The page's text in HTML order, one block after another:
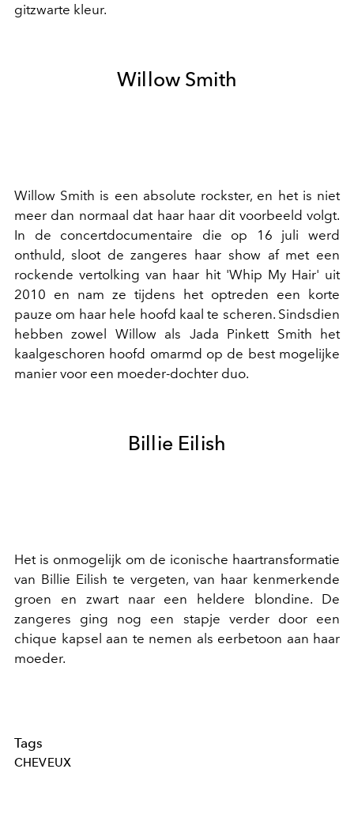
gitzwarte kleur.
Willow Smith
Willow Smith is een absolute rockster, en het is niet
meer dan normaal dat haar haar dit voorbeeld volgt.
In de concertdocumentaire die op 16 juli werd
onthuld, sloot de zangeres haar show af met een
rockende vertolking van haar hit 'Whip My Hair' uit
2010 en nam ze tijdens het optreden een korte
pauze om haar hele hoofd kaal te scheren. Sindsdien
hebben zowel Willow als Jada Pinkett Smith het
kaalgeschoren hoofd omarmd op de best mogelijke
manier voor een moeder-dochter duo.
Billie Eilish
Het is onmogelijk om de iconische haartransformatie
van Billie Eilish te vergeten, van haar kenmerkende
groen en zwart naar een heldere blondine. De
zangeres ging nog een stapje verder door een
chique kapsel aan te nemen als eerbetoon aan haar
moeder.
Tags
CHEVEUX